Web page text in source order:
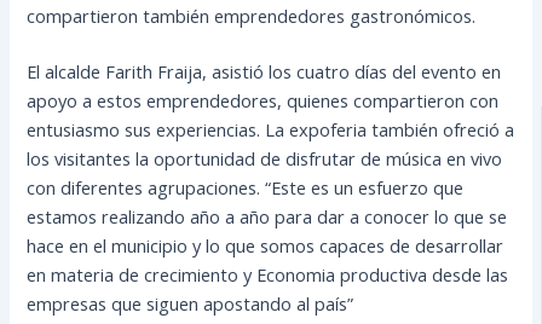
compartieron también emprendedores gastronómicos.
El alcalde Farith Fraija, asistió los cuatro días del evento en
apoyo a estos emprendedores, quienes compartieron con
entusiasmo sus experiencias. La expoferia también ofreció a
los visitantes la oportunidad de disfrutar de música en vivo
con diferentes agrupaciones. “Este es un esfuerzo que
estamos realizando año a año para dar a conocer lo que se
hace en el municipio y lo que somos capaces de desarrollar
en materia de crecimiento y Economia productiva desde las
empresas que siguen apostando al país”